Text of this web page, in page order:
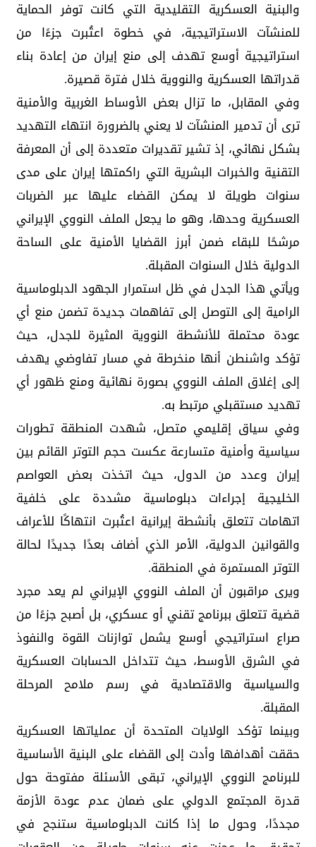
والبنية العسكرية التقليدية التي كانت توفر الحماية
للمنشآت الاستراتيجية، في خطوة اعتُبرت جزءًا من
استراتيجية أوسع تهدف إلى منع إيران من إعادة بناء
قدراتها العسكرية والنووية خلال فترة قصيرة.
وفي المقابل، ما تزال بعض الأوساط الغربية والأمنية
ترى أن تدمير المنشآت لا يعني بالضرورة انتهاء التهديد
بشكل نهائي، إذ تشير تقديرات متعددة إلى أن المعرفة
التقنية والخبرات البشرية التي راكمتها إيران على مدى
سنوات طويلة لا يمكن القضاء عليها عبر الضربات
العسكرية وحدها، وهو ما يجعل الملف النووي الإيراني
مرشحًا للبقاء ضمن أبرز القضايا الأمنية على الساحة
الدولية خلال السنوات المقبلة.
ويأتي هذا الجدل في ظل استمرار الجهود الدبلوماسية
الرامية إلى التوصل إلى تفاهمات جديدة تضمن منع أي
عودة محتملة للأنشطة النووية المثيرة للجدل، حيث
تؤكد واشنطن أنها منخرطة في مسار تفاوضي يهدف
إلى إغلاق الملف النووي بصورة نهائية ومنع ظهور أي
تهديد مستقبلي مرتبط به.
وفي سياق إقليمي متصل، شهدت المنطقة تطورات
سياسية وأمنية متسارعة عكست حجم التوتر القائم بين
إيران وعدد من الدول، حيث اتخذت بعض العواصم
الخليجية إجراءات دبلوماسية مشددة على خلفية
اتهامات تتعلق بأنشطة إيرانية اعتُبرت انتهاكًا للأعراف
والقوانين الدولية، الأمر الذي أضاف بعدًا جديدًا لحالة
التوتر المستمرة في المنطقة.
ويرى مراقبون أن الملف النووي الإيراني لم يعد مجرد
قضية تتعلق ببرنامج تقني أو عسكري، بل أصبح جزءًا من
صراع استراتيجي أوسع يشمل توازنات القوة والنفوذ
في الشرق الأوسط، حيث تتداخل الحسابات العسكرية
والسياسية والاقتصادية في رسم ملامح المرحلة
المقبلة.
وبينما تؤكد الولايات المتحدة أن عملياتها العسكرية
حققت أهدافها وأدت إلى القضاء على البنية الأساسية
للبرنامج النووي الإيراني، تبقى الأسئلة مفتوحة حول
قدرة المجتمع الدولي على ضمان عدم عودة الأزمة
مجددًا، وحول ما إذا كانت الدبلوماسية ستنجح في